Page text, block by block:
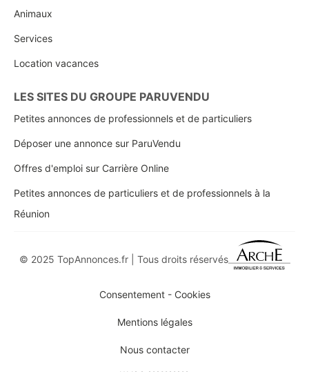
Animaux
Services
Location vacances
LES SITES DU GROUPE PARUVENDU
Petites annonces de professionnels et de particuliers
Déposer une annonce sur ParuVendu
Offres d'emploi sur Carrière Online
Petites annonces de particuliers et de professionnels à la
Réunion
© 2025 TopAnnonces.fr | Tous droits réservés
Consentement - Cookies
Mentions légales
Nous contacter